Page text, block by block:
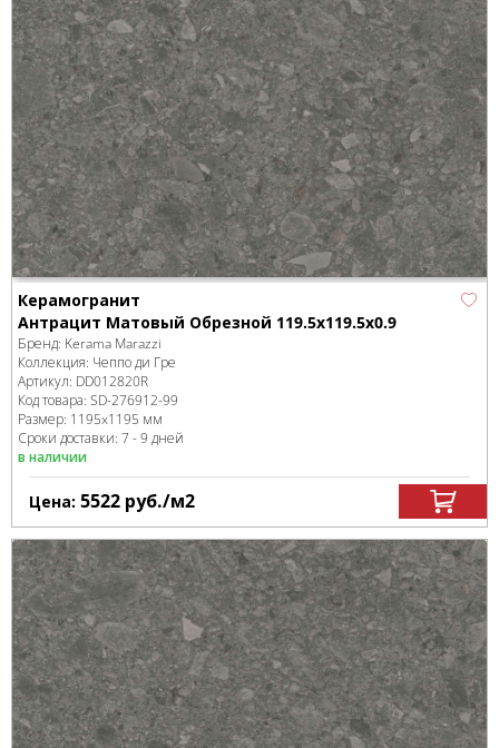
Керамогранит
Антрацит Матовый Обрезной 119.5x119.5x0.9
Бренд: Kerama Marazzi
Коллекция: Чеппо ди Гре
Артикул: DD012820R
Код товара: SD-276912-99
Размер: 1195x1195 мм
Сроки доставки: 7 - 9 дней
в наличии
Цена: 5522 руб./м2